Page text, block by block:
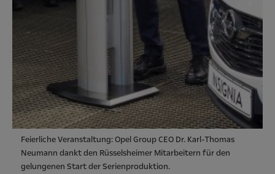
Feierliche Veranstaltung: Opel Group CEO Dr. Karl-Thomas
Neumann dankt den Rüsselsheimer Mitarbeitern für den
gelungenen Start der Serienproduktion.